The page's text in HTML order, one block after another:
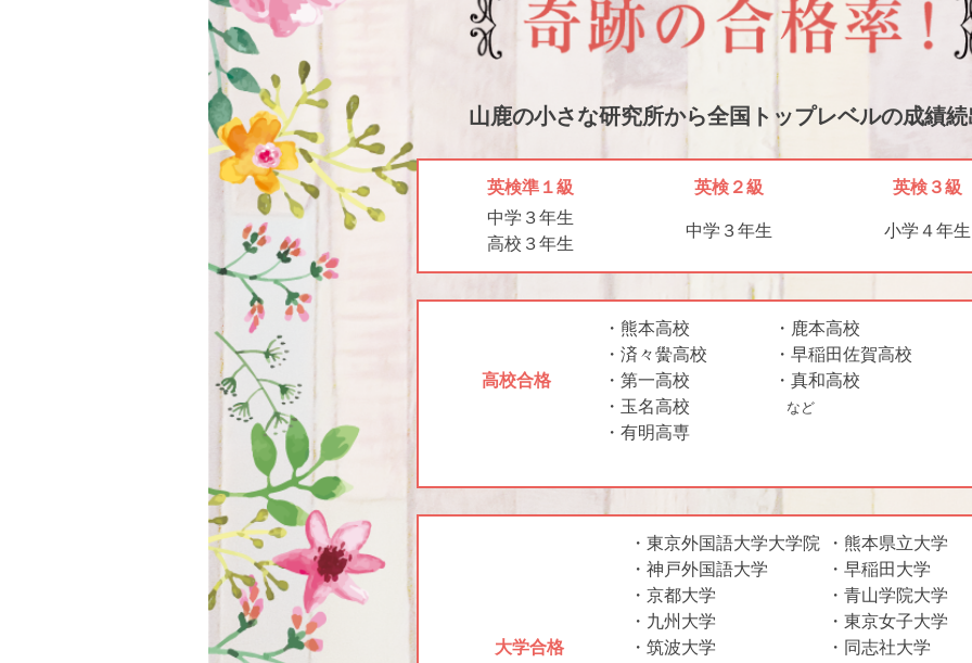
山鹿の小さな研究所から全国トップレベルの成績続
英検準１級 英検２級
英検３級
中学３年生
高校３年生
中学３年生 小学４年生
高校合格
・熊本高校
・済々黌高校
・第一高校
・玉名高校
・有明高専
・鹿本高校
・早稲田佐賀高校
・真和高校
など
大学合格
・東京外国語大学大学院
・神戸外国語大学
・京都大学
・九州大学
・筑波大学
・熊本県立大学
・早稲田大学
・青山学院大学
・東京女子大学
・同志社大学